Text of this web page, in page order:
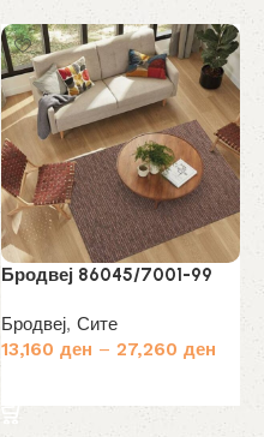
Бродвеј 86045/7001-99
Бродвеј, Сите
13,160 ден – 27,260 ден